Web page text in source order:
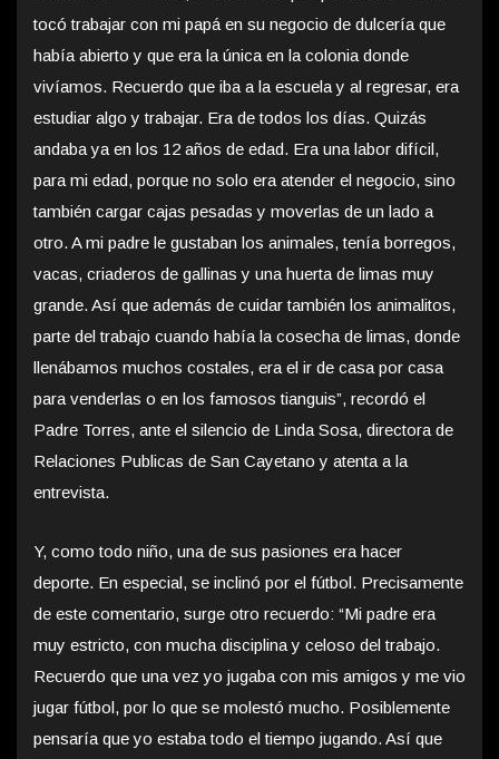
tocó trabajar con mi papá en su negocio de dulcería que
había abierto y que era la única en la colonia donde
vivíamos. Recuerdo que iba a la escuela y al regresar, era
estudiar algo y trabajar. Era de todos los días. Quizás
andaba ya en los 12 años de edad. Era una labor difícil,
para mi edad, porque no solo era atender el negocio, sino
también cargar cajas pesadas y moverlas de un lado a
otro. A mi padre le gustaban los animales, tenía borregos,
vacas, criaderos de gallinas y una huerta de limas muy
grande. Así que además de cuidar también los animalitos,
parte del trabajo cuando había la cosecha de limas, donde
llenábamos muchos costales, era el ir de casa por casa
para venderlas o en los famosos tianguis”, recordó el
Padre Torres, ante el silencio de Linda Sosa, directora de
Relaciones Publicas de San Cayetano y atenta a la
entrevista.
Y, como todo niño, una de sus pasiones era hacer
deporte. En especial, se inclinó por el fútbol. Precisamente
de este comentario, surge otro recuerdo: “Mi padre era
muy estricto, con mucha disciplina y celoso del trabajo.
Recuerdo que una vez yo jugaba con mis amigos y me vio
jugar fútbol, por lo que se molestó mucho. Posiblemente
pensaría que yo estaba todo el tiempo jugando. Así que